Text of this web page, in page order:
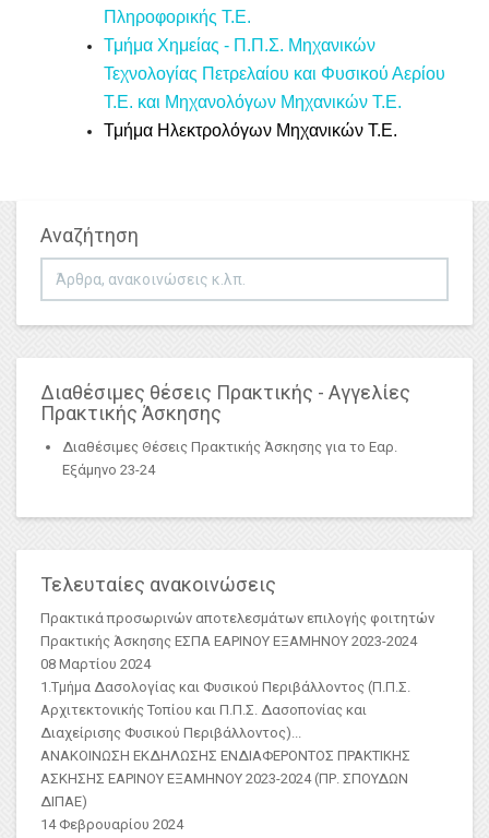
Πληροφορικής Τ.Ε.
Τμήμα Χημείας - Π.Π.Σ. Μηχανικών
Τεχνολογίας Πετρελαίου και Φυσικού Αερίου
Τ.Ε. και Μηχανολόγων Μηχανικών Τ.Ε.
Τμήμα Ηλεκτρολόγων Μηχανικών Τ.Ε.
Αναζήτηση
Αναζήτηση...
Διαθέσιμες θέσεις Πρακτικής - Αγγελίες
Πρακτικής Άσκησης
Διαθέσιμες Θέσεις Πρακτικής Άσκησης για το Εαρ.
Εξάμηνο 23-24
Τελευταίες ανακοινώσεις
Πρακτικά προσωρινών αποτελεσμάτων επιλογής φοιτητών
Πρακτικής Άσκησης ΕΣΠΑ ΕΑΡΙΝΟΥ ΕΞΑΜΗΝΟΥ 2023-2024
08 Μαρτίου 2024
1.Τμήμα Δασολογίας και Φυσικού Περιβάλλοντος (Π.Π.Σ.
Αρχιτεκτονικής Τοπίου και Π.Π.Σ. Δασοπονίας και
Διαχείρισης Φυσικού Περιβάλλοντος)...
ΑΝΑΚΟΙΝΩΣΗ ΕΚΔΗΛΩΣΗΣ ΕΝΔΙΑΦΕΡΟΝΤΟΣ ΠΡΑΚΤΙΚΗΣ
ΑΣKΗΣΗΣ ΕΑΡΙΝΟΥ ΕΞΑΜΗΝΟΥ 2023-2024 (ΠΡ. ΣΠΟΥΔΩΝ
ΔΙΠΑΕ)
14 Φεβρουαρίου 2024